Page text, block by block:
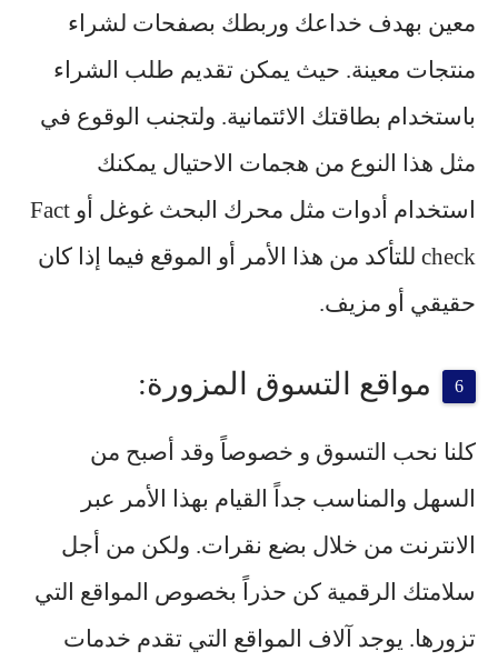
معين بهدف خداعك وربطك بصفحات لشراء
منتجات معينة. حيث يمكن تقديم طلب الشراء
باستخدام بطاقتك الائتمانية. ولتجنب الوقوع في
مثل هذا النوع من هجمات الاحتيال يمكنك
استخدام أدوات مثل محرك البحث
غوغل أو Fact
check للتأكد من هذا الأمر أو الموقع فيما إذا كان
حقيقي أو مزيف.
مواقع التسوق المزورة:
كلنا نحب التسوق و خصوصاً وقد أصبح من
السهل والمناسب جداً القيام بهذا الأمر عبر
الانترنت من خلال بضع نقرات. ولكن من أجل
سلامتك الرقمية كن حذراً بخصوص المواقع التي
تزورها. يوجد آلاف المواقع التي تقدم خدمات